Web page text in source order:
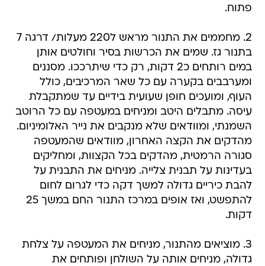
פתוח.
2. מחממים את התנור מראש ל220 מעלות/ דרגה 7
בתנור גז. שמים את הכרשות בסיר וחולטים אותן
במים רותחים כ2 דקות, רק כדי שיתרככו. מסננים
ומערבבים בקערה עם כל שאר המרכיבים, כולל
העוף, ומועכים חופן שעועית בידיים עד שמתקבלת
עיסה. מתבלים היטב ומניחים במעטפה עם כל הרוטב
השמנתי, ומוודאים שלא מנקבים את נייר האלומיניום.
מהדקים את הקצה האחרון, מוודאים שהמעטפה
סגורה הרמטית, מהדקים בכל הקצוות, ומחליקים
בעדינות על תבנית צלייה. מניחים את התבנית על
להבת כיריים גדולה למשך דקה כדי לגרום לחום
להתפשט, ואז אופים במרכז התנור החם במשך 25
דקות.
3. מוציאים מהתנור, מניחים את המעטפה על צלחת
גדולה, מניחים אותה על השולחן ופותחים את